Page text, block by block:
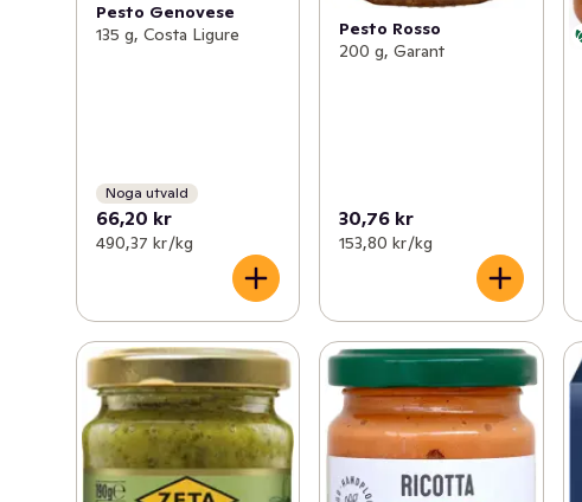
Pesto Genovese
135 g, Costa Ligure
Noga utvald
66,20 kr
490,37 kr /kg
Pesto Rosso
200 g, Garant
30,76 kr
153,80 kr /kg